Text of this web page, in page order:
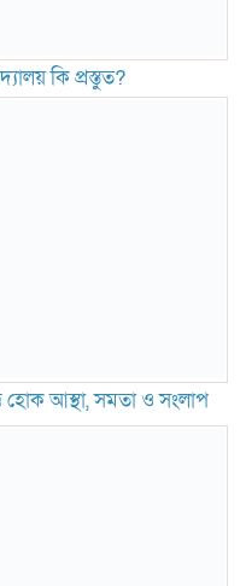
কি প্রস্তুত?
হোক আস্থা, সমতা ও সংলাপ